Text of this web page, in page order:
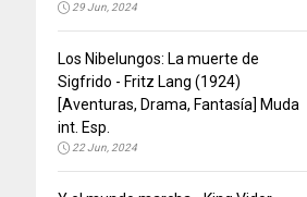
29 Jun, 2024
Los Nibelungos: La muerte de
Sigfrido - Fritz Lang (1924)
[Aventuras, Drama, Fantasía] Muda
int. Esp.
22 Jun, 2024